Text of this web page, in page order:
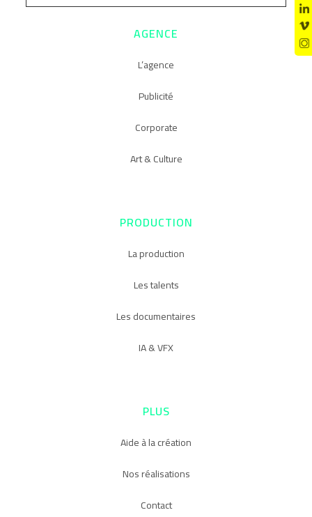
AGENCE
L’agence
Publicité
Corporate
Art & Culture
PRODUCTION
La production
Les talents
Les documentaires
IA & VFX
PLUS
Aide à la création
Nos réalisations
Contact